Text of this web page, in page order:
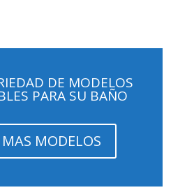
DE MODELOS
PARA SU BAÑO
MAS MODELOS